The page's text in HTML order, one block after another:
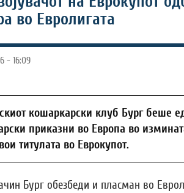
во Евролигата
- 16:09
кошаркарски клуб Бург беше
приказни во Европа во
титулата во Еврокупот.
Бург обезбеди и пласман во